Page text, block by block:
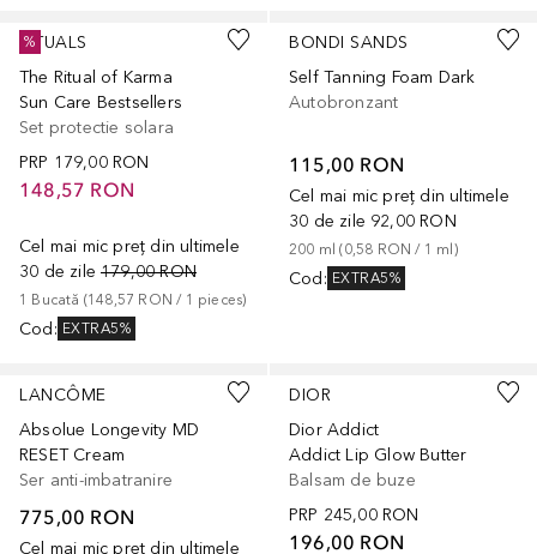
RITUALS
The Ritual of Karma
Sun Care Bestsellers
Set protectie solara
PRP 179,00 RON
148,57 RON
Cel mai mic preț din ultimele
30 de zile 179,00 RON
1 Bucată (148,57 RON / 1 pieces)
Cod : EXTRA5%
%
BONDI SANDS
Self Tanning Foam Dark
Autobronzant
115,00 RON
Cel mai mic preț din ultimele
30 de zile 92,00 RON
200 ml (0,58 RON / 1 ml )
Cod : EXTRA5%
LANCÔME
Absolue Longevity MD
RESET Cream
Ser anti-imbatranire
775,00 RON
Cel mai mic preț din ultimele
DIOR
Dior Addict
Addict Lip Glow Butter
Balsam de buze
PRP 245,00 RON
196,00 RON